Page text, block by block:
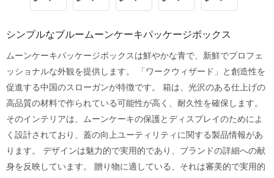
シンプルなブルームーンケーキパッケージボックス
ムーンケーキパッケージボックスは鮮やかな青で、新鮮でプロフェ
ッショナルな外観を提供します。 「ワークウィザード」と創造性を
促進する中国のスローガンが特徴です。 箱は、光沢のある仕上げの
高品質の材料で作られている可能性が高く、耐久性を確保します。
そのインテリアは、ムーンケーキの保護とディスプレイのためによ
く設計されており、蓋の向上ユーティリティに関する製品情報があ
ります。 デザインは魅力的で実用的であり、ブランドの詳細への献
身を反映しています。 贈り物に適している、それは審美的で実用的